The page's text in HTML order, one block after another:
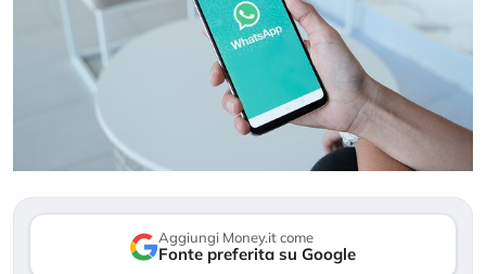
Aggiungi Money.it come
Fonte preferita su Google